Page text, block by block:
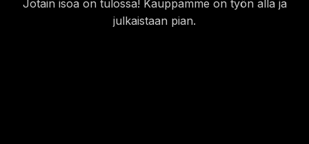
Jotain isoa on tulossa! Kauppamme on työn alla ja
julkaistaan pian.